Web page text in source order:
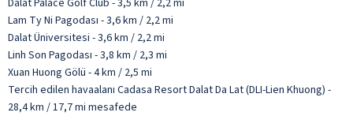
Lam Ty Ni Pagodası - 3,6 km / 2,2 mi
Dalat Üniversitesi - 3,6 km / 2,2 mi
Linh Son Pagodası - 3,8 km / 2,3 mi
Xuan Huong Gölü - 4 km / 2,5 mi
Tercih edilen havaalanı Cadasa Resort Dalat Da Lat (DLI-Lien Khuong) -
28,4 km / 17,7 mi mesafede